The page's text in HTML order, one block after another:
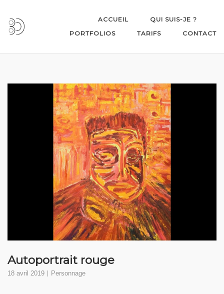
content
ACCUEIL
QUI SUIS-JE ?
PORTFOLIOS
TARIFS CONTACT
Autoportrait rouge
18 avril 2019 Personnage